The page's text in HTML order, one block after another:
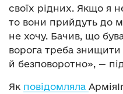
своїх рідних. Якщо я
то вони прийдуть до
не хочу. Бачив, що
ворога треба знищити
й безповоротно», —
Як повідомляла